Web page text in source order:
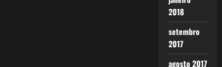
2018
setembro
2017
agosto 2017